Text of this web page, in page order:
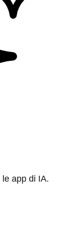
app di IA.